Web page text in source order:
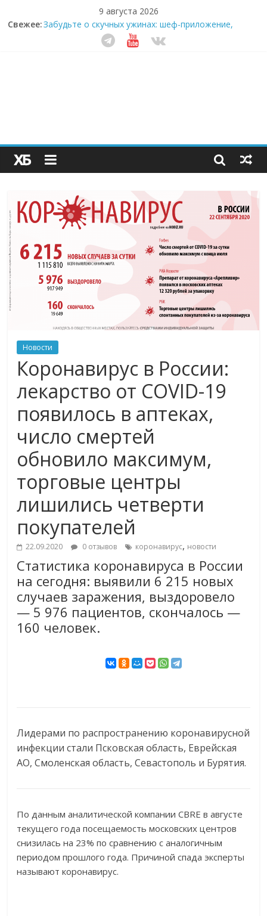
9 августа 2026
Свежее:Забудьте о скучных ужинах: шеф-приложение,
которое видит вашу еду насквозь
Небо зовёт: как бизнес на полётах дронов и
Секрет супергидратации: почему кокосовая вода с
пребиотиками становится главным трендом
здорового питания
Новости
Коронавирус в России:
лекарство от COVID-19
появилось в аптеках,
число смертей
обновило максимум,
торговые центры
лишились четверти
покупателей
22.09.2020 0 отзывов коронавирус, новости
Статистика коронавируса в России
на сегодня: выявили 6 215 новых
случаев заражения, выздоровело
— 5 976 пациентов, скончалось —
160 человек.
Лидерами по распространению коронавирусной
инфекции стали Псковская область, Еврейская
АО, Смоленская область, Севастополь и Бурятия.
По данным аналитической компании CBRE в августе
текущего года посещаемость московских центров
снизилась на 23% по сравнению с аналогичным
периодом прошлого года. Причиной спада эксперты
называют коронавирус.